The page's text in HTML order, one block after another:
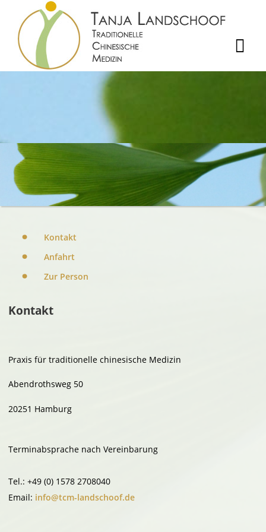
Kontakt
Anfahrt
Zur Person
Kontakt
Praxis für traditionelle chinesische Medizin
Abendrothsweg 50
20251 Hamburg
Terminabsprache nach Vereinbarung
Tel.: +49 (0) 1578 2708040
Email: info@tcm-landschoof.de